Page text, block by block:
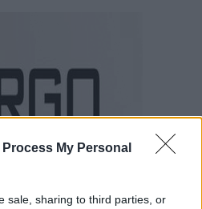
Process My Personal
sale, sharing to third parties, or